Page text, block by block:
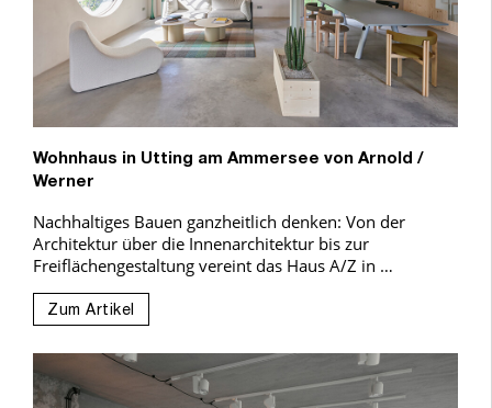
Wohnhaus in Utting am Ammersee von Arnold /
Werner
Nachhaltiges Bauen ganzheitlich denken: Von der
Architektur über die Innenarchitektur bis zur
Freiflächengestaltung vereint das Haus A/Z in …
Zum Artikel